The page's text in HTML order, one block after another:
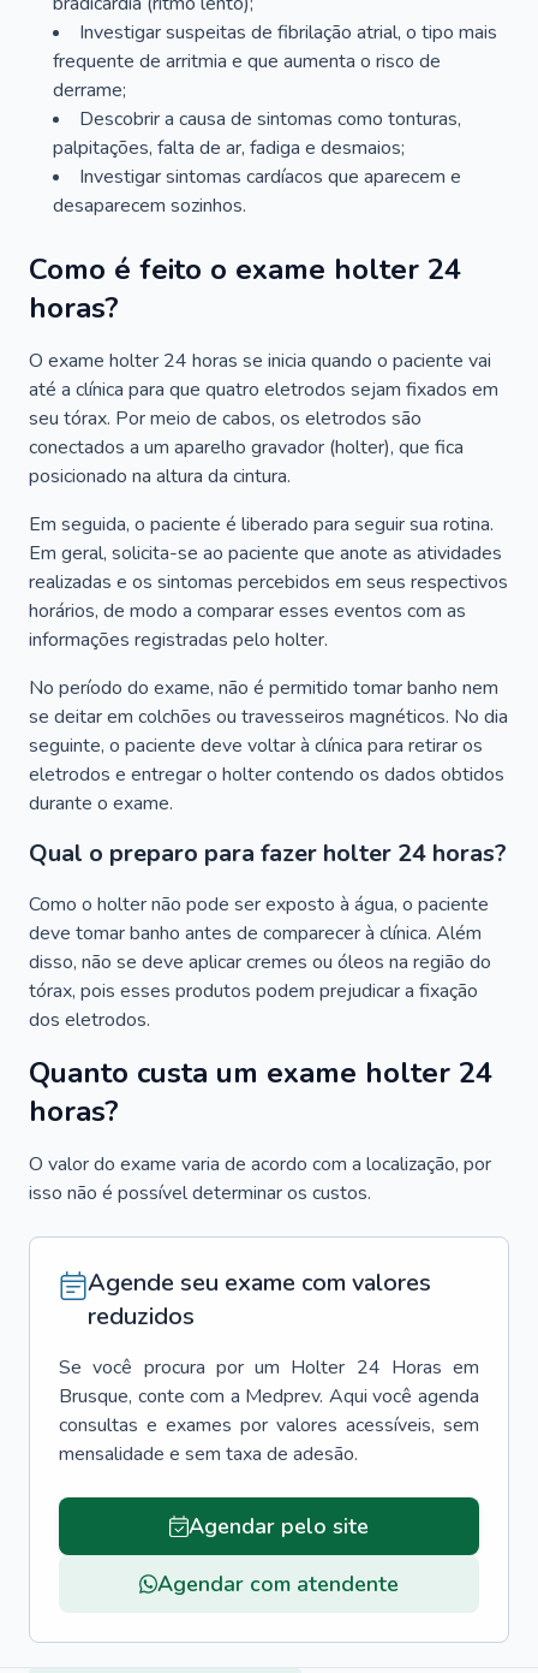
Investigar suspeitas de fibrilação atrial, o tipo mais
frequente de arritmia e que aumenta o risco de
derrame;
Descobrir a causa de sintomas como tonturas,
palpitações, falta de ar, fadiga e desmaios;
Investigar sintomas cardíacos que aparecem e
desaparecem sozinhos.
Como é feito o exame holter 24
horas?
O exame holter 24 horas se inicia quando o paciente vai
até a clínica para que quatro eletrodos sejam fixados em
seu tórax. Por meio de cabos, os eletrodos são
conectados a um aparelho gravador (holter), que fica
posicionado na altura da cintura.
Em seguida, o paciente é liberado para seguir sua rotina.
Em geral, solicita-se ao paciente que anote as atividades
realizadas e os sintomas percebidos em seus respectivos
horários, de modo a comparar esses eventos com as
informações registradas pelo holter.
No período do exame, não é permitido tomar banho nem
se deitar em colchões ou travesseiros magnéticos. No dia
seguinte, o paciente deve voltar à clínica para retirar os
eletrodos e entregar o holter contendo os dados obtidos
durante o exame.
Qual o preparo para fazer holter 24 horas?
Como o holter não pode ser exposto à água, o paciente
deve tomar banho antes de comparecer à clínica. Além
disso, não se deve aplicar cremes ou óleos na região do
tórax, pois esses produtos podem prejudicar a fixação
dos eletrodos.
Quanto custa um exame holter 24
horas?
O valor do exame varia de acordo com a localização, por
isso não é possível determinar os custos.
Agende seu exame com valores
reduzidos
Se você procura por um Holter 24 Horas em
Brusque, conte com a Medprev. Aqui você agenda
consultas e exames por valores acessíveis, sem
mensalidade e sem taxa de adesão.
Agendar pelo site
Agendar com atendente